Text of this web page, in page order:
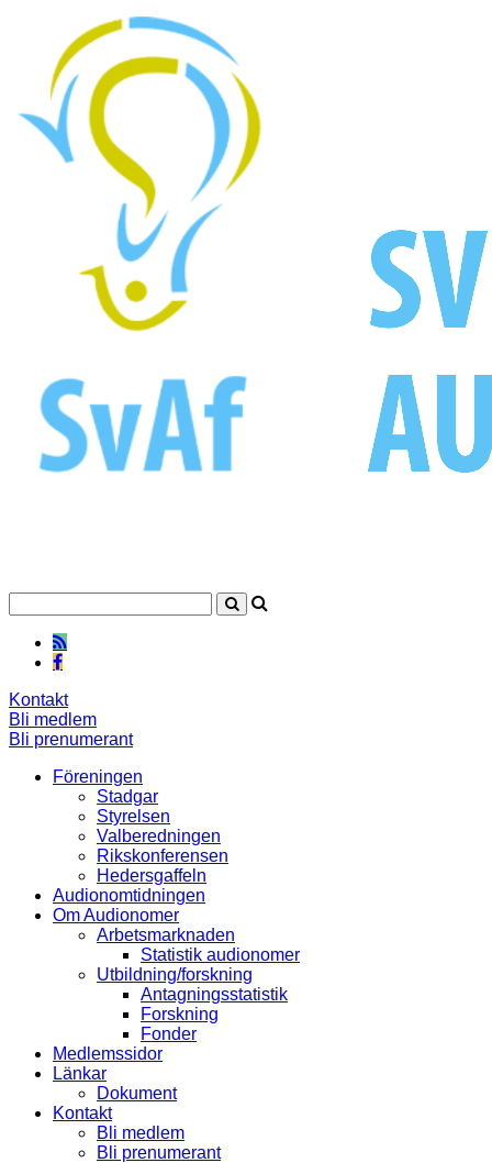
Kontakt
Bli medlem
Bli prenumerant
Föreningen
Stadgar
Styrelsen
Valberedningen
Rikskonferensen
Hedersgaffeln
Audionomtidningen
Om Audionomer
Arbetsmarknaden
Statistik audionomer
Utbildning/forskning
Antagningsstatistik
Forskning
Fonder
Medlemssidor
Länkar
Dokument
Kontakt
Bli medlem
Bli prenumerant